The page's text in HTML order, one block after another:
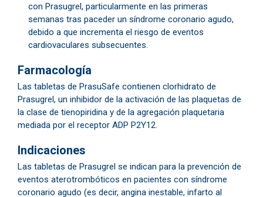
con Prasugrel, particularmente en las primeras
semanas tras paceder un síndrome coronario agudo,
debido a que incrementa el riesgo de eventos
cardiovaculares subsecuentes.
​Farmacología
​Las tabletas de PrasuSafe contienen clorhidrato de
Prasugrel, un inhibidor de la activación de las plaquetas de
la clase de tienopiridina y de la agregación plaquetaria
mediada por el receptor ADP P2Y12.
Indicaciones
​Las tabletas de Prasugrel se indican para la prevención de
eventos aterotrombóticos en pacientes con síndrome
coronario agudo (es decir, angina inestable, infarto al